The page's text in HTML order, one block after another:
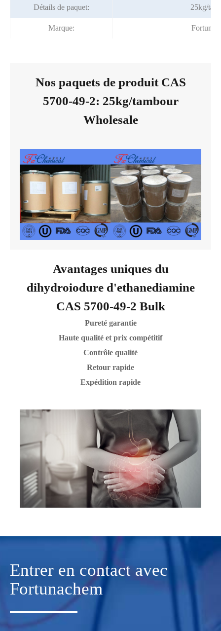
Détails de paquet: 25kg/
Marque:
Nos paquets de produit CAS
5700-49-2: 25kg/tambour
Wholesale
Avantages uniques du
dihydroiodure d'ethanediamine
CAS 5700-49-2 Bulk
Pureté garantie
Haute qualité et prix compétitif
Contrôle qualité
Retour rapide
Expédition rapide
Entrer en contact avec
Fortunachem